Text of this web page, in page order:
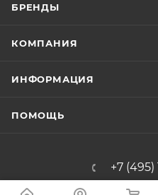
БРЕНДЫ
КОМПАНИЯ
ИНФОРМАЦИЯ
ПОМОЩЬ
+7